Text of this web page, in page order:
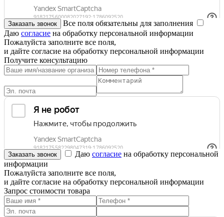
Все поля обязательны для заполнения
Даю согласие на обработку персональной информации
Пожалуйста заполните все поля,
и дайте согласие на обработку персональной информации
Получите консультацию
Даю согласие на обработку персональной
информации
Пожалуйста заполните все поля,
и дайте согласие на обработку персональной информации
Запрос стоимости товара